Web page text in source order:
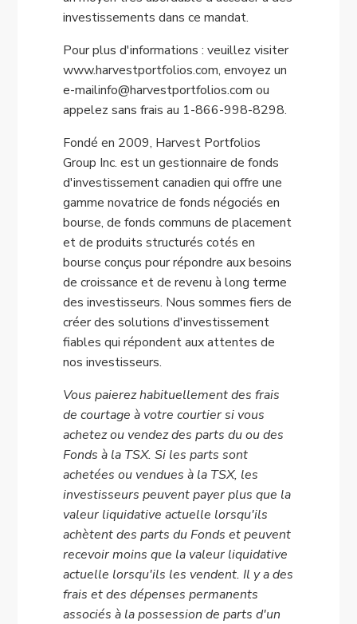
investissements dans ce mandat.
Pour plus d'informations : veuillez visiter
www.harvestportfolios.com, envoyez un
e-mailinfo@harvestportfolios.com ou
appelez sans frais au 1-866-998-8298.
Fondé en 2009, Harvest Portfolios
Group Inc. est un gestionnaire de fonds
d'investissement canadien qui offre une
gamme novatrice de fonds négociés en
bourse, de fonds communs de placement
et de produits structurés cotés en
bourse conçus pour répondre aux besoins
de croissance et de revenu à long terme
des investisseurs. Nous sommes fiers de
créer des solutions d'investissement
fiables qui répondent aux attentes de
nos investisseurs.
Vous paierez habituellement des frais
de courtage à votre courtier si vous
achetez ou vendez des parts du ou des
Fonds à la TSX. Si les parts sont
achetées ou vendues à la TSX, les
investisseurs peuvent payer plus que la
valeur liquidative actuelle lorsqu'ils
achètent des parts du Fonds et peuvent
recevoir moins que la valeur liquidative
actuelle lorsqu'ils les vendent. Il y a des
frais et des dépenses permanents
associés à la possession de parts d'un